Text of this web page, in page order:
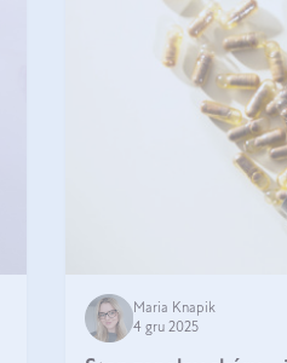
Maria Knapik
4 gru 2025